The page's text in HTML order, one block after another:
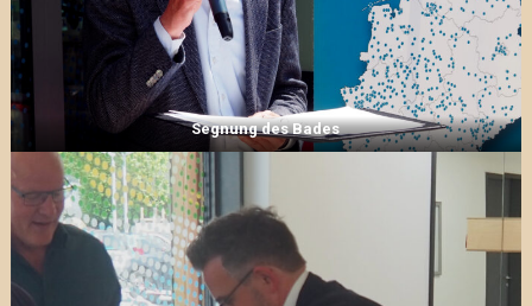
Segnung des Bades